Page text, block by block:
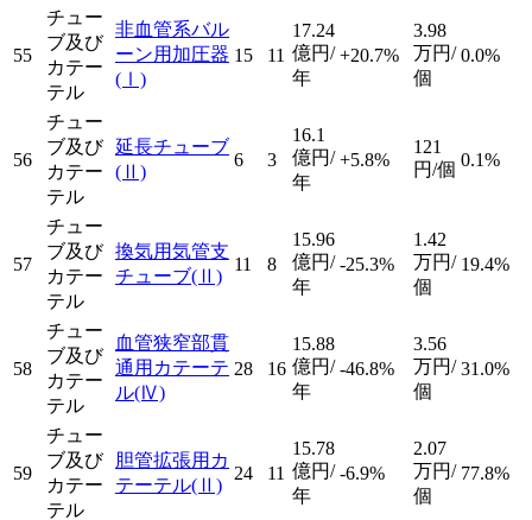
55
チュー
ブ及び
カテー
テル
非血管系バル
ーン用加圧器
(Ⅰ)
15 11
17.24
億円/
年
+20.7%
3.98
万円/
個
0.0%
56
チュー
ブ及び
カテー
テル
延長チューブ
(Ⅱ)
6 3
16.1
億円/
年
+5.8%
121
円/個 0.1%
57
チュー
ブ及び
カテー
テル
換気用気管支
チューブ(Ⅱ)
11 8
15.96
億円/
年
-25.3%
1.42
万円/
個
19.4%
58
チュー
ブ及び
カテー
テル
血管狭窄部貫
通用カテーテ
ル(Ⅳ)
28 16
15.88
億円/
年
-46.8%
3.56
万円/
個
31.0%
59
チュー
ブ及び
カテー
テル
胆管拡張用カ
テーテル(Ⅱ)
24 11
15.78
億円/
年
-6.9%
2.07
万円/
個
77.8%